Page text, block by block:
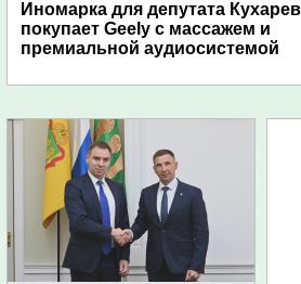
Иномарка для депутата
покупает Geely с массажем и
премиальной аудиосистемой